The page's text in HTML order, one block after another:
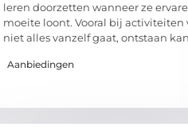
leren doorzetten wanneer ze
moeite loont. Vooral bij activiteiten
niet alles vanzelf gaat, ontstaan
Aanbiedingen